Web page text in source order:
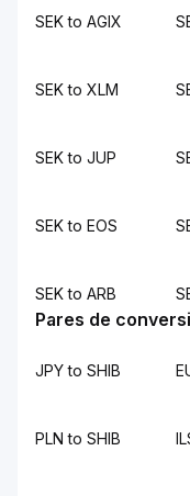
SEK to AGIX
SEK to XLM
SEK to JUP
SEK to EOS
SEK to ARB
Pares de
JPY to SHIB
PLN to SHIB